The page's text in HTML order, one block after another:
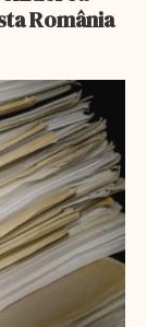
România